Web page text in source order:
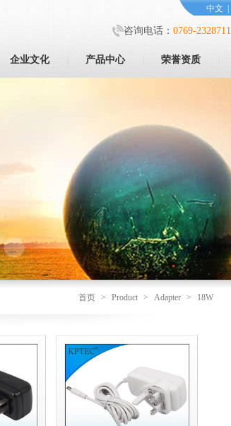
中文
咨询电话： 0769-
企业文化 产品中心 荣誉资质
首页 > Product > Adapter > 18W